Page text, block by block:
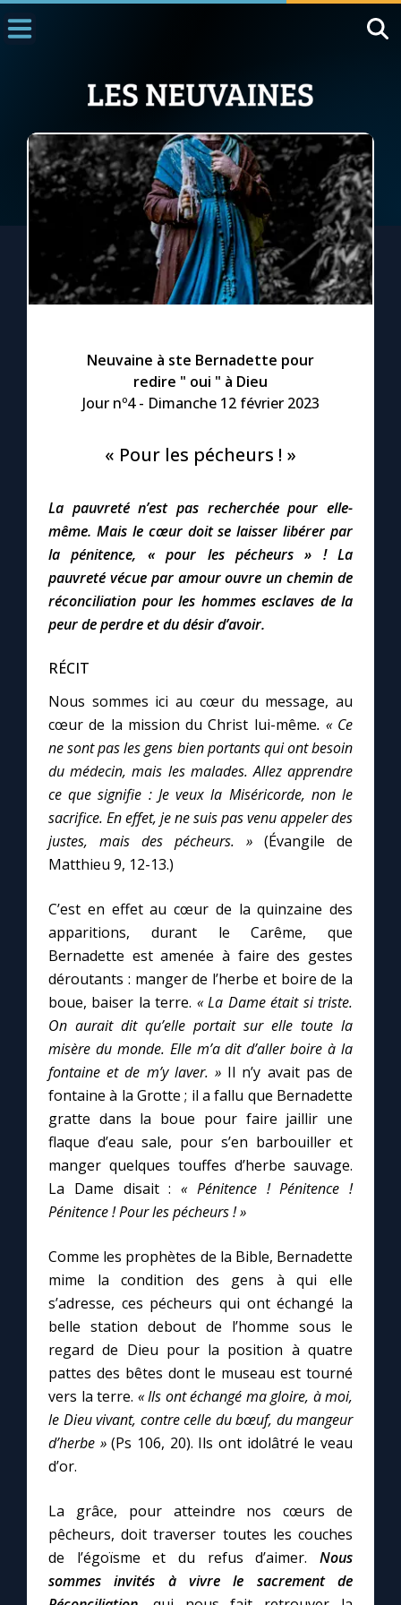
1000 Raisons de Croire
L'actualité de la semaine
La chaîne Youtube
La vidéo de la semaine
Le compte Tiktok
Le site internet
Questions-réponses
Prier au quotidien
Avec Thérèse de Lisieux
L'Évangile chaque jour
Les premiers samedis du mois
Marie qui défait les nœuds
Me consacrer à Jésus par Marie
Mes intentions de prière
Une Minute avec Marie
Une neuvaine
À la une
1000 Raisons de Croire
Chapelet pour le monde
Contact
Faire un don
Marie de Nazareth
Neuvaine à ste Bernadette pour
redire " oui " à Dieu
Jour nº4 - Dimanche 12 février 2023
« Pour les pécheurs ! »
La pauvreté n’est pas recherchée pour elle-
même. Mais le cœur doit se laisser libérer par
la pénitence, « pour les pécheurs » ! La
pauvreté vécue par amour ouvre un chemin de
réconciliation pour les hommes esclaves de la
peur de perdre et du désir d’avoir.
RÉCIT
Nous sommes ici au cœur du message, au
cœur de la mission du Christ lui-même. « Ce
ne sont pas les gens bien portants qui ont besoin
du médecin, mais les malades. Allez apprendre
ce que signifie : Je veux la Miséricorde, non le
sacrifice. En effet, je ne suis pas venu appeler des
justes, mais des pécheurs. » (Évangile de
Matthieu 9, 12-13.)
C’est en effet au cœur de la quinzaine des
apparitions, durant le Carême, que
Bernadette est amenée à faire des gestes
déroutants : manger de l’herbe et boire de la
boue, baiser la terre. « La Dame était si triste.
On aurait dit qu’elle portait sur elle toute la
misère du monde. Elle m’a dit d’aller boire à la
fontaine et de m’y laver. » Il n’y avait pas de
fontaine à la Grotte ; il a fallu que Bernadette
gratte dans la boue pour faire jaillir une
flaque d’eau sale, pour s’en barbouiller et
manger quelques touffes d’herbe sauvage.
La Dame disait : « Pénitence ! Pénitence !
Pénitence ! Pour les pécheurs ! »
Comme les prophètes de la Bible, Bernadette
mime la condition des gens à qui elle
s’adresse, ces pécheurs qui ont échangé la
belle station debout de l’homme sous le
regard de Dieu pour la position à quatre
pattes des bêtes dont le museau est tourné
vers la terre. « Ils ont échangé ma gloire, à moi,
le Dieu vivant, contre celle du bœuf, du mangeur
d’herbe »(Ps 106, 20). Ils ont idolâtré le veau
d’or.
La grâce, pour atteindre nos cœurs de
pêcheurs, doit traverser toutes les couches
de l’égoïsme et du refus d’aimer. Nous
sommes invités à vivre le sacrement de